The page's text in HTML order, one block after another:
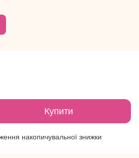
Купити
накопичувальної знижки